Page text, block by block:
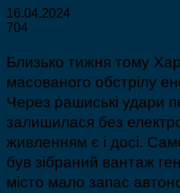
16.04.2024
704
Близько тижня тому
масованого обстрілу
Через рашиські удари
залишилася без
живленням є і досі.
був зібраний вантаж
місто мало запас